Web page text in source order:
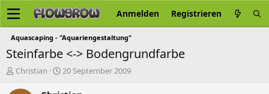
Anmelden Registrieren
Aquascaping - "Aquariengestaltung"
Steinfarbe <-> Bodengrundfarbe
E
s
Christian
E
s
20 September 2009